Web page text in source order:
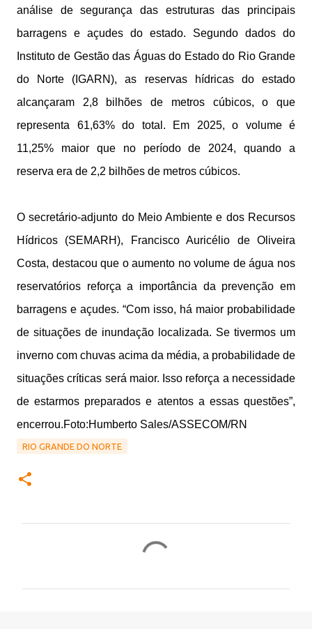
análise de segurança das estruturas das principais
barragens e açudes do estado. Segundo dados do
Instituto de Gestão das Águas do Estado do Rio Grande
do Norte (IGARN), as reservas hídricas do estado
alcançaram 2,8 bilhões de metros cúbicos, o que
representa 61,63% do total. Em 2025, o volume é
11,25% maior que no período de 2024, quando a
reserva era de 2,2 bilhões de metros cúbicos.
O secretário-adjunto do Meio Ambiente e dos Recursos
Hídricos (SEMARH), Francisco Auricélio de Oliveira
Costa, destacou que o aumento no volume de água nos
reservatórios reforça a importância da prevenção em
barragens e açudes. “Com isso, há maior probabilidade
de situações de inundação localizada. Se tivermos um
inverno com chuvas acima da média, a probabilidade de
situações críticas será maior. Isso reforça a necessidade
de estarmos preparados e atentos a essas questões”,
encerrou.Foto:Humberto Sales/ASSECOM/RN
RIO GRANDE DO NORTE